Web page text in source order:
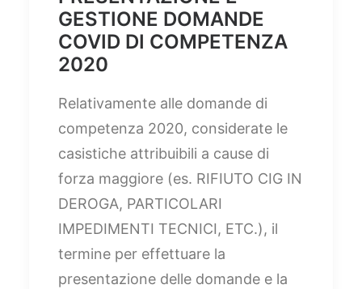
GESTIONE DOMANDE
COVID DI COMPETENZA
2020
Relativamente alle domande di
competenza 2020, considerate le
casistiche attribuibili a cause di
forza maggiore (es. RIFIUTO CIG IN
DEROGA, PARTICOLARI
IMPEDIMENTI TECNICI, ETC.), il
termine per effettuare la
presentazione delle domande e la